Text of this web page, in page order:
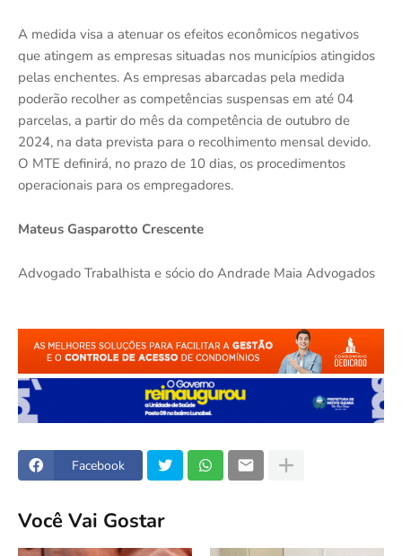
A medida visa a atenuar os efeitos econômicos negativos
que atingem as empresas situadas nos municípios atingidos
pelas enchentes. As empresas abarcadas pela medida
poderão recolher as competências suspensas em até 04
parcelas, a partir do mês da competência de outubro de
2024, na data prevista para o recolhimento mensal devido.
O MTE definirá, no prazo de 10 dias, os procedimentos
operacionais para os empregadores.
Mateus Gasparotto Crescente
Advogado Trabalhista e sócio do Andrade Maia Advogados
Facebook
Você Vai Gostar